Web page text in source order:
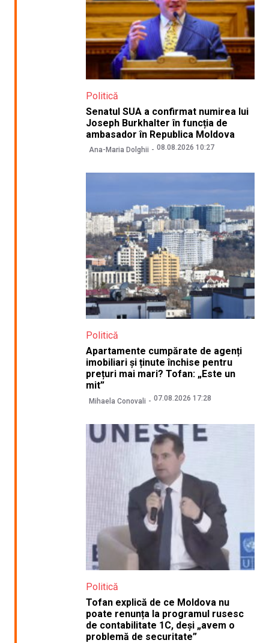
Politică
Senatul SUA a confirmat numirea lui
Joseph Burkhalter în funcția de
ambasador în Republica Moldova
Ana-Maria Dolghii 08.08.2026 10:27
Politică
Apartamente cumpărate de agenți
imobiliari și ținute închise pentru
prețuri mai mari? Tofan: „Este un
mit”
Mihaela Conovali 07.08.2026 17:28
Politică
Tofan explică de ce Moldova nu
poate renunța la programul rusesc
de contabilitate 1C, deși „avem o
problemă de securitate”